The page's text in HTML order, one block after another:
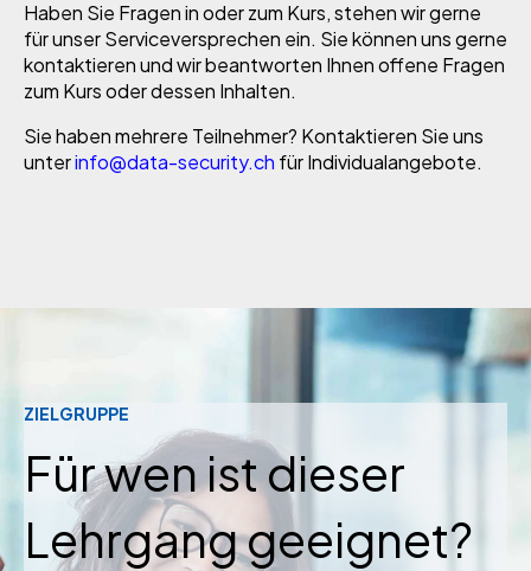
Haben Sie Fragen in oder zum Kurs, stehen wir gerne
für unser Serviceversprechen ein. Sie können uns gerne
kontaktieren und wir beantworten Ihnen offene Fragen
zum Kurs oder dessen Inhalten.
Sie haben mehrere Teilnehmer? Kontaktieren Sie uns
unterinfo@data-security.ch für Individualangebote.
ZIELGRUPPE
Für wen ist dieser
Lehrgang geeignet?